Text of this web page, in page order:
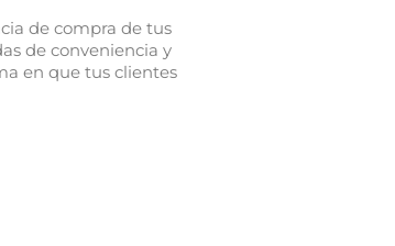
de compra de tus
de conveniencia y
en que tus clientes